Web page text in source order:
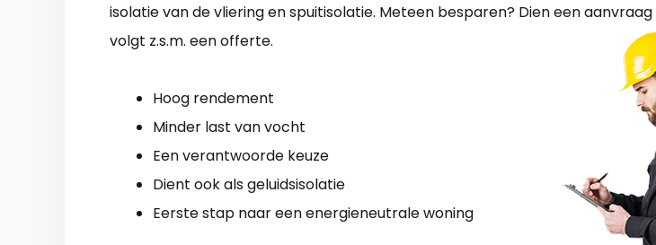
isolatie van de vliering en spuitisolatie. Meteen besparen? Dien een aanvraag
volgt z.s.m. een offerte.
Hoog rendement
Minder last van vocht
Een verantwoorde keuze
Dient ook als geluidsisolatie
Eerste stap naar een energieneutrale woning